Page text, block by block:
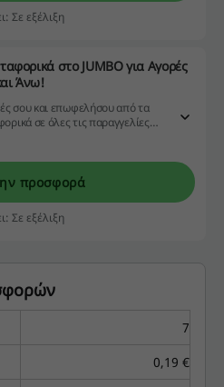
Σε εξέλιξη
στο JUMBO για Αγορές
Άνω!
σου και επωφελήσου από τα
σε όλες τις παραγγελίες
προσφορά
Σε εξέλιξη
7
0,19 €